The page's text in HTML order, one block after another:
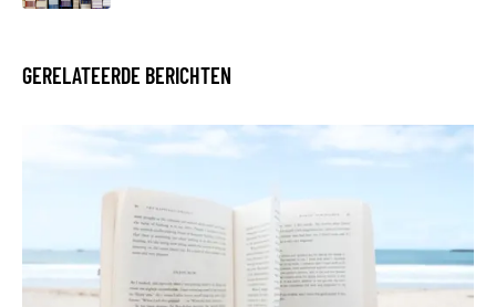
GERELATEERDE BERICHTEN